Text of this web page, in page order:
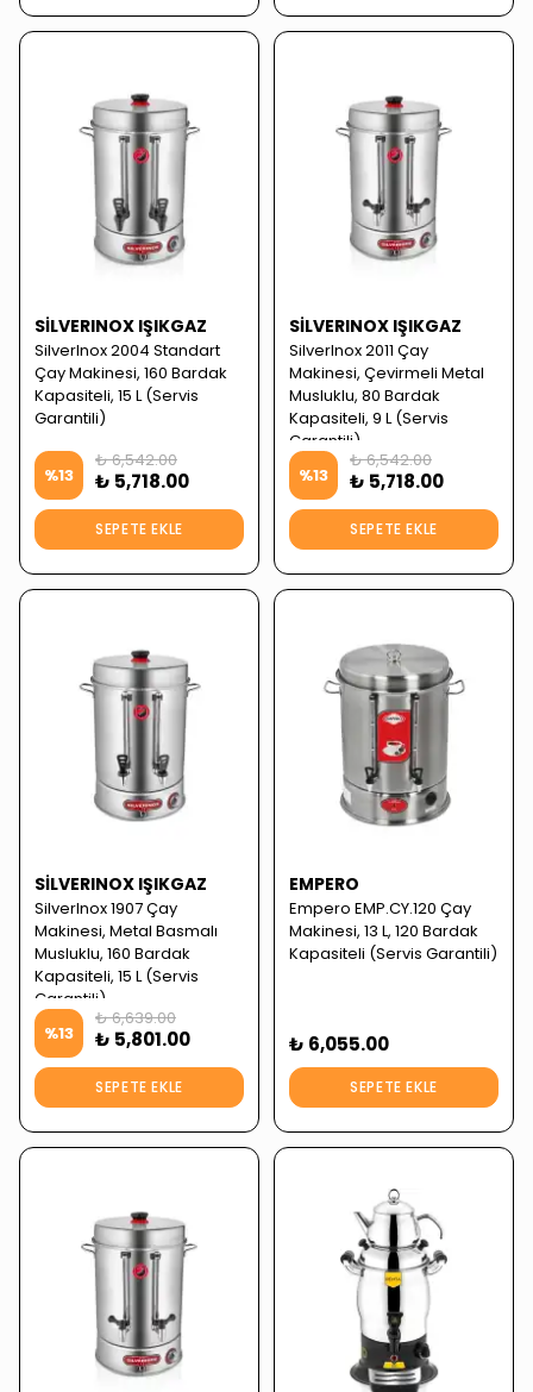
SILVERINOX IŞIKGAZ
SilverInox 2004 Standart
Çay Makinesi, 160 Bardak
Kapasiteli, 15 L (Servis
Garantili)
%13
₺ 6,542.00
₺ 5,718.00
SEPETE EKLE
SILVERINOX IŞIKGAZ
SilverInox 2011 Çay
Makinesi, Çevirmeli Metal
Musluklu, 80 Bardak
Kapasiteli, 9 L (Servis
Garantili)
%13
₺ 6,542.00
₺ 5,718.00
SEPETE EKLE
SILVERINOX IŞIKGAZ
SilverInox 1907 Çay
Makinesi, Metal Basmalı
Musluklu, 160 Bardak
Kapasiteli, 15 L (Servis
Garantili)
%13
₺ 6,639.00
₺ 5,801.00
SEPETE EKLE
EMPERO
Empero EMP.CY.120 Çay
Makinesi, 13 L, 120 Bardak
Kapasiteli (Servis Garantili)
₺ 6,055.00
SEPETE EKLE